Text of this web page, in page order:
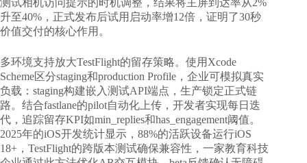
测试相机访问提示的时机调整，结果将主屏到达率从2%
升至40%，正式发布后试用启动率增12倍，证明了30秒
价值交付的核心作用。
多环境支持放大TestFlight的留存策略。使用Xcode
Scheme区分staging和production Profile，企业可模拟真实
负载：staging构建嵌入测试API端点，生产锁定正式链
路。结合fastlane的pilot自动化上传，开发者实现每日迭
代，追踪留存KPI如min_replies和has_engagement阈值。
2025年的iOS开发统计显示，88%的活跃设备运行iOS
18+，TestFlight的跨版本测试确保兼容性，一家教育科技